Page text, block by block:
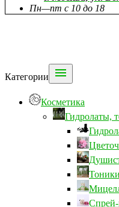
Пн—пт с 10 до 18
Категории 
Косметика
Гидролаты,
Тоники